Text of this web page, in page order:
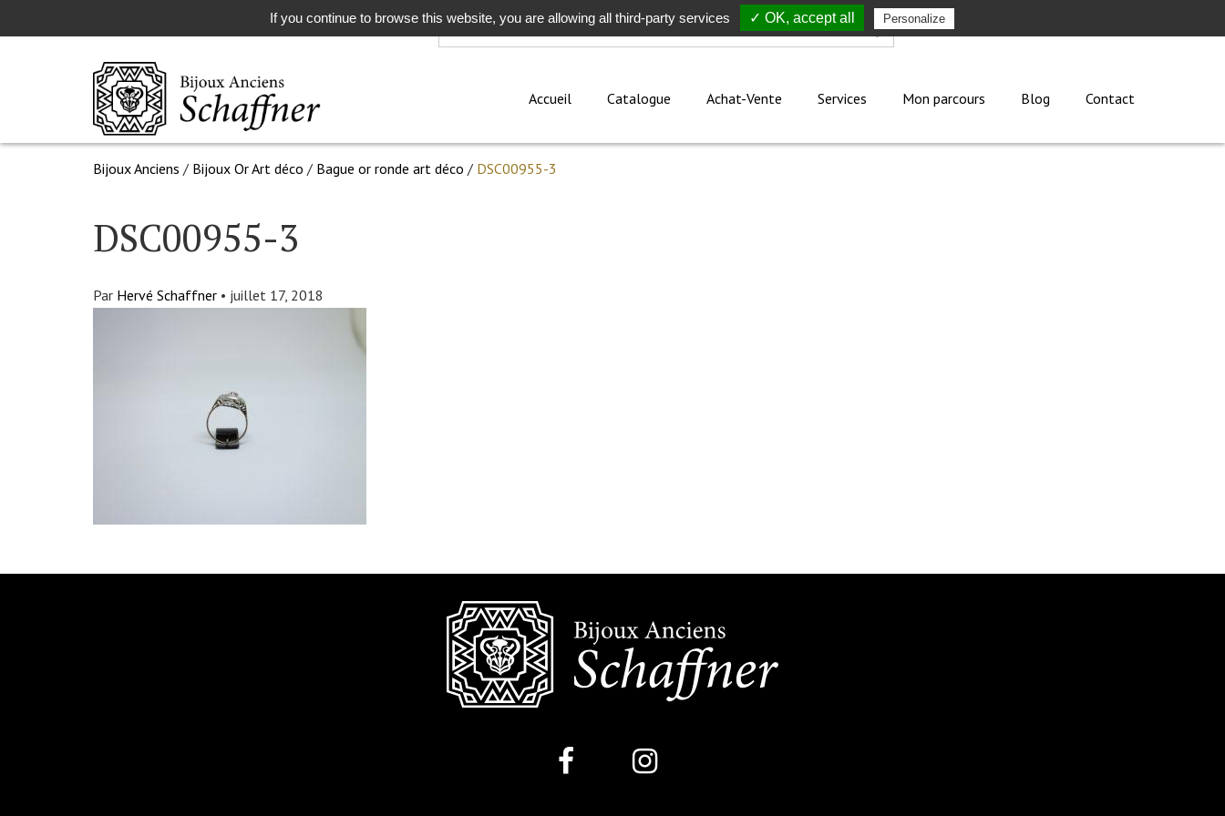
Rechercher
Accueil Catalogue Achat-Vente Services Mon parcours Blog Contact
Bijoux Anciens / Bijoux Or Art déco / Bague or ronde art déco / DSC00955-3
DSC00955-3
Par Hervé Schaffner • juillet 17, 2018
If you continue to browse this website, you are allowing all third-party services ✓ OK, accept all Personalize